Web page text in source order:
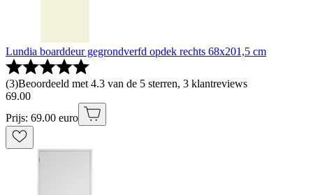
Lundia boarddeur gegrondverfd opdek rechts 68x201,5 cm
(3)Beoordeeld met 4.3 van de 5 sterren, 3 klantreviews
69.00
Prijs: 69.00 euro